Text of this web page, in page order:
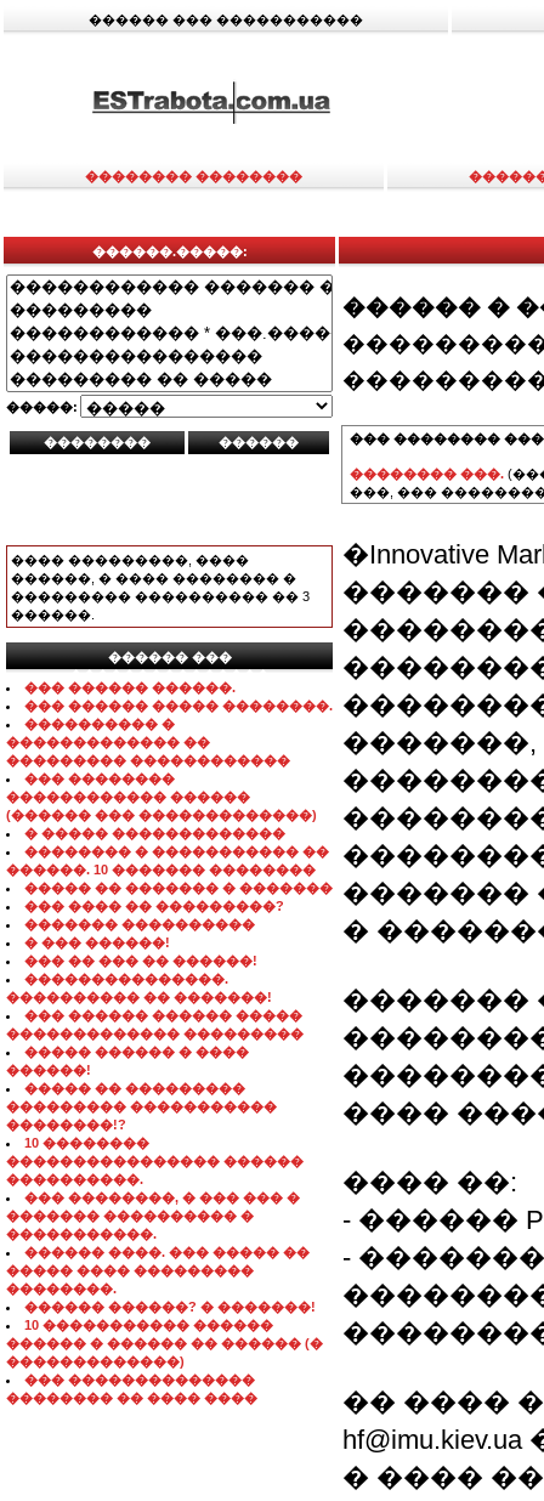
������ ��� �����������
�������� ��������
������.�����:
�����:
���� ���������, ����
������, � ���� �������� �
��������� ���������� �� 3
������.
������ ���
���������������
��� ������ ������.
��� ������ ����� ��������.
���������� �
������������� ��
��������� ������������
��� ��������
������������ ������
(������ ��� �������������)
� ����� �������������
�������� � ����������� ��
������. 10 ������� ��������
����� �� ������� � �������
��� ���� �� ���������?
������� ����������
� ��� ������!
��� �� ��� �� ������!
���������������.
���������� �� �������!
��� ������ ������ �����
������������� ���������
����� ������ � ����
������!
����� �� ���������
��������� �����������
��������!?
10 ��������
���������������� ������
����������.
��� ��������, � ��� ��� �
������� ���������� �
�����������.
������ ����. ��� ����� ��
����� ���� ���������
��������.
������ ������? � �������!
10 ����������� ������
������ � ������ �� ������ (�
�������������)
��� ��������������
�������� �� ���� ����
������ �
��� ��������
�������� ���.
���, ���
�Innovative
�������
�������
�
�������
����
���� ��:
- ������
-
�� ����
� ����